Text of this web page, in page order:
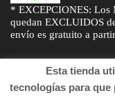
* EXCEPCIONES:
quedan EXCLUIDOS
envío es gratuito a
Esta tienda
tecnologías para que